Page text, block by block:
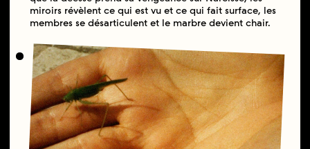
miroirs révèlent ce qui est vu et ce qui fait surface, les
membres se désarticulent et le marbre devient chair.